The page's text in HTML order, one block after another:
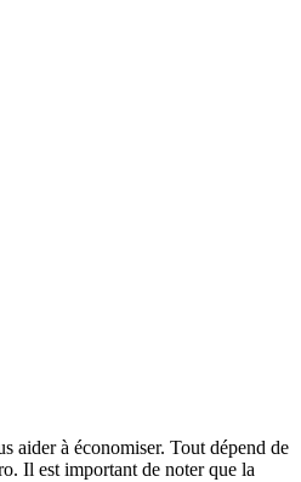
aider à économiser. Tout dépend de
Il est important de noter que la